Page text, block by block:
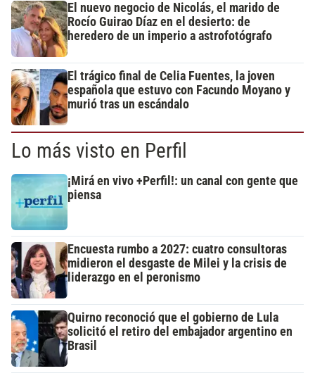
El nuevo negocio de Nicolás, el marido de
Rocío Guirao Díaz en el desierto: de
heredero de un imperio a astrofotógrafo
El trágico final de Celia Fuentes, la joven
española que estuvo con Facundo Moyano y
murió tras un escándalo
Lo más visto en Perfil
¡Mirá en vivo +Perfil!: un canal con gente que
piensa
Encuesta rumbo a 2027: cuatro consultoras
midieron el desgaste de Milei y la crisis de
liderazgo en el peronismo
Quirno reconoció que el gobierno de Lula
solicitó el retiro del embajador argentino en
Brasil